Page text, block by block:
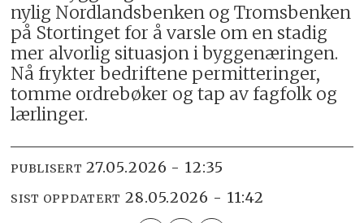
nylig Nordlandsbenken og Tromsbenken
på Stortinget for å varsle om en stadig
mer alvorlig situasjon i byggenæringen.
Nå frykter bedriftene permitteringer,
tomme ordrebøker og tap av fagfolk og
lærlinger.
PUBLISERT 27.05.2026 - 12:35
SIST OPPDATERT 28.05.2026 - 11:42